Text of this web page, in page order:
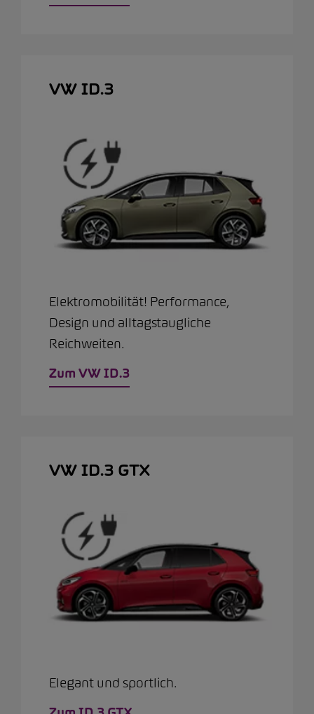
VW ID.3
Elektromobilität! Performance,
Design und alltagstaugliche
Reichweiten.
Zum VW ID.3
VW ID.3 GTX
Elegant und sportlich.